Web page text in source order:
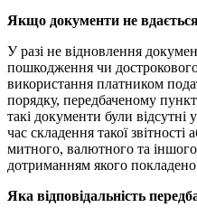
Якщо документи не
У разі не відновлення
пошкодження чи
використання платником
порядку, передбаченому
такі документи були відсутні
час складення такої
митного, валютного та іншого
дотриманням якого
Яка відповідальність